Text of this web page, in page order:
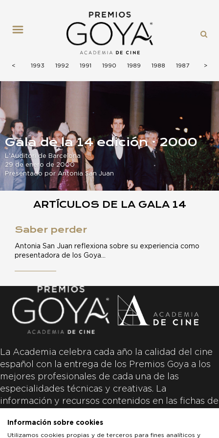
<
<
<
1994 1993 1992 1991 1990 1989 1988 1987 >
>
>
2026 2025 2019
Gala de la 14 edición · 2000
L'Auditori de Barcelona
29 de enero de 2000
Presentado por Antonia San Juan
ARTÍCULOS DE LA GALA 14
Saber perder
Antonia San Juan reflexiona sobre su experiencia como
presentadora de los Goya…
La Academia celebra cada año la calidad del cine
español con la entrega de los Premios Goya a los
mejores profesionales de cada una de las
especialidades técnicas y creativas. La
información y recursos contenidos en las fichas de
productoras de las películas y responsabilidad
Información sobre cookies
Utilizamos cookies propias y de terceros para fines analíticos y